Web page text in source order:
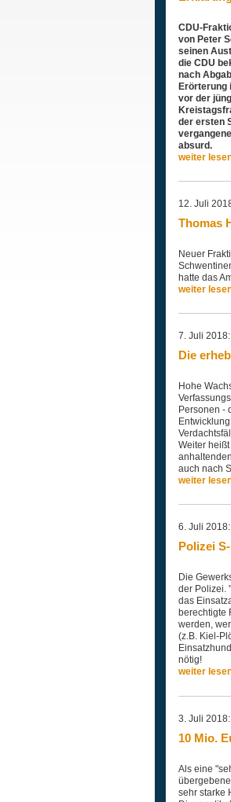
CDU-
von Peter
seinen
die CDU
nach
Erörterung
vor der
der ersten
absurd.
weiter
12. Juli
Thomas
Neuer
hatte das
weiter
7. Juli 2018:
Die
Hohe
Personen -
Weiter
auch nach
weiter
6. Juli 2018:
Polizei
Die
der Polizei.
das
berechtigte
werden,
(z.B. Kiel-
nötig!
weiter
3. Juli 2018:
10 Mio.
Als eine
sehr starke